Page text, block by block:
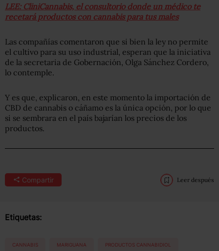
LEE: CliniCannabis, el consultorio donde un médico te
recetará productos con cannabis para tus males
Las compañías comentaron que si bien la ley no permite
el cultivo para su uso industrial, esperan que la iniciativa
de la secretaria de Gobernación, Olga Sánchez Cordero,
lo contemple.
Y es que, explicaron, en este momento la importación de
CBD de cannabis o cáñamo es la única opción, por lo que
si se sembrara en el país bajarían los precios de los
productos.
Compartir Leer después
Etiquetas:
CANNABIS MARIGUANA PRODUCTOS CANNABIDIOL